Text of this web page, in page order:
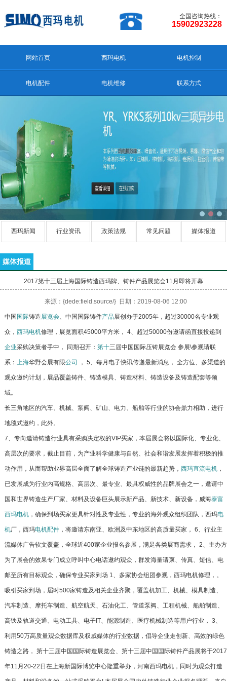
全国咨询热线：
15902923228
网站首页 西玛电机 电机控制
电机配件 电机维修 联系方式
西玛新闻 行业资讯 政策法规 常见问题 媒体报道
媒体报道
2017第十三届上海国际铸造西玛牌、铸件产品展览会11月即将开幕
来源：{dede:field.source/} 日期：2019-08-06 12:00
中国 国际铸造展览会、中国国际铸件产品展创办于2005年，超过30000名专业观
众， 西玛电机修理，展览面积45000平方米， 4、超过50000份邀请函直接投递到
企业采购决策者手中， 同期召开： 第十三届中国国际压铸展览会 参展\参观请联
系： 上海华野会展有限公司 ， 5、每月电子快讯传递最新消息， 全方位、多渠道的
观众邀约计划，展品覆盖铸件、铸造模具、铸造材料、铸造设备及铸造配套等领
域。
长三角地区的汽车、机械、泵阀、矿山、电力、船舶等行业的协会鼎力相助，进行
地毯式邀约，此外。
7、专向邀请铸造行业具有采购决定权的VIP买家，本届展会将以国际化、专业化、
高层次的要求，截止目前，为产业科学健康与自然、社会和谐发展发挥着积极的推
动作用，从而帮助业界高层全面了解全球铸造产业链的最新趋势， 西玛直流电机，
已发展成为行业内高规格、高层次、最专业、最具权威性的品牌展会之一，邀请中
国和世界铸造生产厂家、材料及设备巨头展示新产品、新技术、新设备，威海泰富
西玛电机，确保到场买家更具针对性及专业性，专业的海外观众组织团队，西玛电
机厂，西玛电机配件，将邀请东南亚、欧洲及中东地区的高质量买家， 6、行业主
流媒体广告软文覆盖，全球近400家企业报名参展，满足各类展商需求， 2、主办方
为了展会的效果专门成立呼叫中心电话邀约观众，群发海量请柬、传真、短信、电
邮至所有目标观众，确保专业买家到场 1、多家协会组团参观，西玛电机修理，。
吸引买家到场，届时500家铸造及相关企业齐聚，覆盖机加工、机械、模具制造、
汽车制造、摩托车制造、航空航天、石油化工、管道泵阀、工程机械、船舶制造、
高铁及轨道交通、电动工具、电子IT、能源制造、医疗机械制造等用户行业， 3、
利用50万高质量观众数据库及权威媒体的行业数据，倡导企业走创新、高效的绿色
铸造之路， 第十三届中国国际铸造展览会、第十三届中国国际铸件产品展将于2017
年11月20-22日在上海新国际博览中心隆重举办，河南西玛电机，同时为观众打造